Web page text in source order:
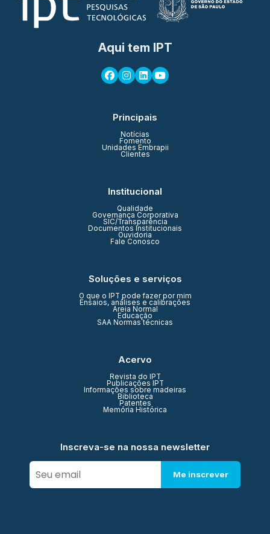
Aqui tem IPT
Principais
Notícias
Fomento
Unidades Embrapii
Clientes
Institucional
Qualidade
Governança Corporativa
SIC/Transparência
Documentos Institucionais
Ouvidoria
Fale Conosco
Soluções e serviços
O que o IPT pode fazer por mim
Ensaios, análises e calibrações
Areia Normal
Educação
SAA Normas técnicas
Acervo
Revista do IPT
Publicações IPT
Informações sobre madeiras
Biblioteca
Patentes
Memória Histórica
Inscreva-se na nossa newsletter
Me inscrever